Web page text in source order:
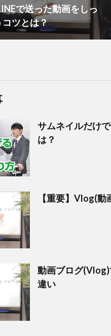
で送った動画をしっ
ツとは？
サムネイルだけ
は？
【重要】Vlog(
動画ブログ
違い